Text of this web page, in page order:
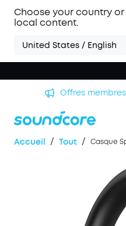
Choose your country
local content.
United States / English
Offres
Accueil / Tout / Casque